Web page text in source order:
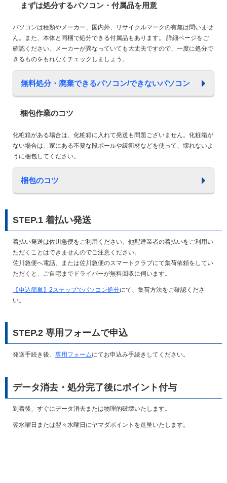
まずは処分するパソコン・付属品を用意
パソコンは種類やメーカー、国内外、リサイクルマークの有無は問いませ
ん。また、本体と同梱で処分できる付属品もあります。 詳細ページをご
確認ください。メーカーが異なっていても大丈夫ですので、一度に処分で
きるものをもれなくチェックしましょう。
無料処分・廃棄できるパソコン/できないパソコン
梱包作業のコツ
化粧箱がある場合は、化粧箱に入れて発送も問題ございません。化粧箱が
ない場合は、家にある不要な段ボールや緩衝材などを使って、壊れないよ
うに梱包してください。
梱包のコツ
STEP.1 着払い発送
着払い発送は佐川急便をご利用ください。他配達業者の着払いをご利用い
ただくことはできませんのでご注意ください。
佐川急便へ電話、または佐川急便のスマートクラブにて集荷依頼をしてい
ただくと、ご自宅までドライバーが無料回収に伺います。
【申込簡単】2ステップでパソコン処分にて、集荷方法をご確認くださ
い。
STEP.2 専用フォームで申込
発送手続き後、 専用フォームにてお申込み手続きしてください。
データ消去・処分完了後にポイント付与
到着後、すぐにデータ消去または物理的破壊いたします。
翌水曜日または翌々水曜日にヤマダポイントを進呈いたします。